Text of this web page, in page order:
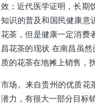
效；近代医学证明，长期
知识的普及和国民健康意
花茶，但是健康一定消费
昌花茶的现状 在南昌虽
质的花茶在地摊上销售，
市场。来自贵州的优质花
潜力，有很大一部分目标